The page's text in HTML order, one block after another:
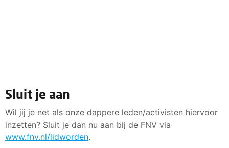
Sluit je aan
Wil jij je net als onze dappere leden/activisten hiervoor
inzetten? Sluit je dan nu aan bij de FNV via
www.fnv.nl/lidworden.